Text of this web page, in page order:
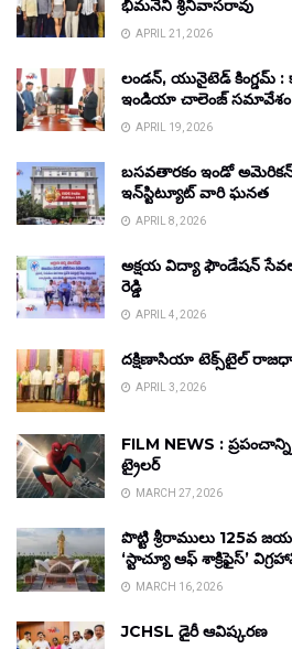
భీమనేని శ్రీనివాసరావు
APRIL 21, 2026
లండన్, యునైటెడ్ కింగ్డమ్ :
ఇండియా చాలెంజ్ సమావేశం
APRIL 19, 2026
బసవతారకం ఇండో అమెరికన్
ఇన్‌స్టిట్యూట్ వారి ఘనత
APRIL 8, 2026
అక్షయ విద్యా ఫౌండేషన్
రెడ్డి
APRIL 4, 2026
దక్షిణాసియా టెక్స్‌టైల్
APRIL 3, 2026
FILM NEWS :
ట్రైలర్
MARCH 27, 2026
పొట్టి శ్రీరాములు 125వ
‘స్టాచ్యూ ఆఫ్ శాక్రిఫైస్’
MARCH 16, 2026
JCHSL డైరీ ఆవిష్కరణ